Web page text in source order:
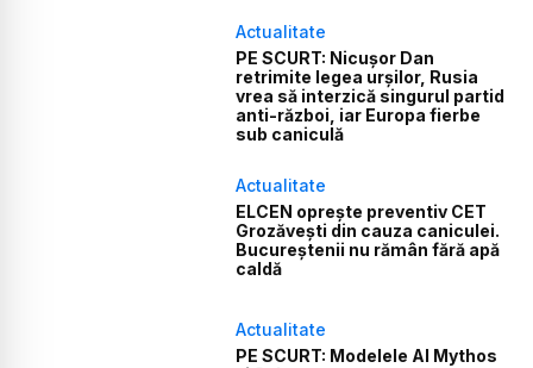
Actualitate
PE SCURT: Nicușor Dan
retrimite legea urșilor, Rusia
vrea să interzică singurul partid
anti-război, iar Europa fierbe
sub caniculă
Actualitate
ELCEN oprește preventiv CET
Grozăvești din cauza caniculei.
Bucureștenii nu rămân fără apă
caldă
Actualitate
PE SCURT: Modelele AI Mythos